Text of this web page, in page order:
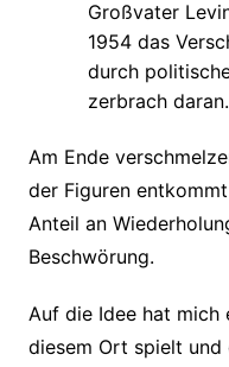
Großvater
1954 das
durch
zerbrach daran.
Am Ende
der Figuren
Anteil an
Beschwörung.
Auf die Idee hat mich
diesem Ort spielt und